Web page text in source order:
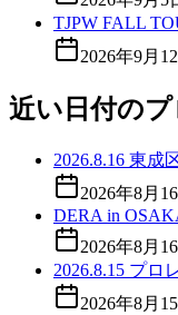
TJPW FALL
2026年9月
近い日付の
2026.8.16 東成
2026年8月
DERA in
2026年8月
2026.8.15 プロ
2026年8月